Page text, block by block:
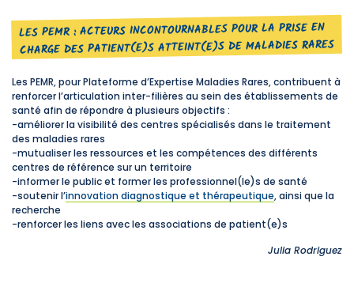
LES PEMR : ACTEURS INCONTOURNABLES POUR LA PRISE EN
CHARGE DES PATIENT(E)S ATTEINT(E)S DE MALADIES RARES
Les PEMR, pour Plateforme d’Expertise Maladies Rares, contribuent à
renforcer l’articulation inter-filières au sein des établissements de
santé afin de répondre à plusieurs objectifs :
-améliorer la visibilité des centres spécialisés dans le traitement
des maladies rares
-mutualiser les ressources et les compétences des différents
centres de référence sur un territoire
-informer le public et former les professionnel(le)s de santé
-soutenir l’innovation diagnostique et thérapeutique, ainsi que la
recherche
-renforcer les liens avec les associations de patient(e)s
Julia Rodriguez